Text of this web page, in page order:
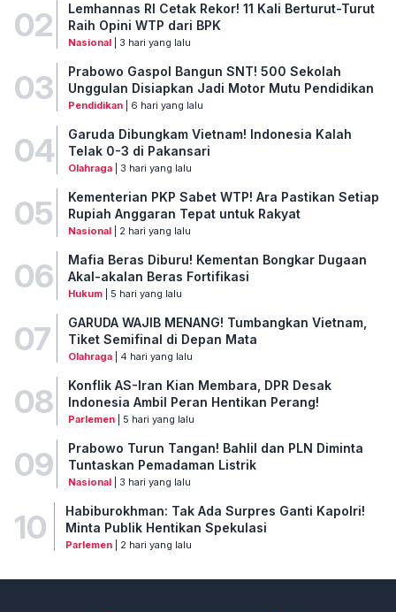
02
Lemhannas RI Cetak Rekor! 11 Kali Berturut-Turut
Raih Opini WTP dari BPK
Nasional| 3 hari yang lalu
03
Prabowo Gaspol Bangun SNT! 500 Sekolah
Unggulan Disiapkan Jadi Motor Mutu Pendidikan
Pendidikan| 6 hari yang lalu
04
Garuda Dibungkam Vietnam! Indonesia Kalah
Telak 0-3 di Pakansari
Olahraga| 3 hari yang lalu
05
Kementerian PKP Sabet WTP! Ara Pastikan Setiap
Rupiah Anggaran Tepat untuk Rakyat
Nasional| 2 hari yang lalu
06
Mafia Beras Diburu! Kementan Bongkar Dugaan
Akal-akalan Beras Fortifikasi
Hukum| 5 hari yang lalu
07
GARUDA WAJIB MENANG! Tumbangkan Vietnam,
Tiket Semifinal di Depan Mata
Olahraga| 4 hari yang lalu
08
Konflik AS-Iran Kian Membara, DPR Desak
Indonesia Ambil Peran Hentikan Perang!
Parlemen| 5 hari yang lalu
09
Prabowo Turun Tangan! Bahlil dan PLN Diminta
Tuntaskan Pemadaman Listrik
Nasional| 3 hari yang lalu
10
Habiburokhman: Tak Ada Surpres Ganti Kapolri!
Minta Publik Hentikan Spekulasi
Parlemen| 2 hari yang lalu